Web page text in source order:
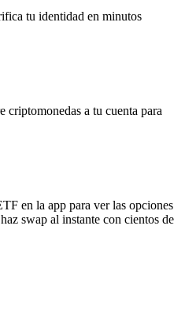
tu identidad en minutos
criptomonedas a tu cuenta para
en la app para ver las opciones
swap al instante con cientos de